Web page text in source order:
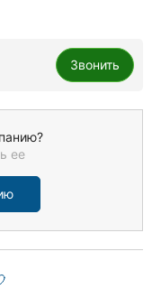
Звонить
ее